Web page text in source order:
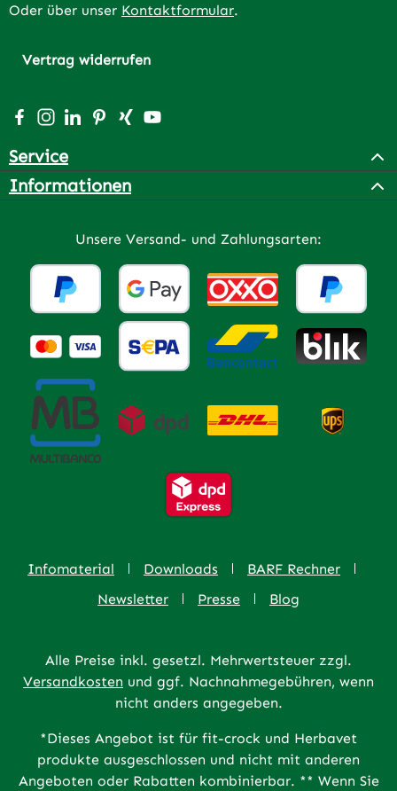
Oder über unser Kontaktformular.
Vertrag widerrufen
Besuche uns auf Facebook – öffnet in neuem Tab
Schau auf Instagram vorbei – öffnet in neuem Tab
Vernetze dich mit uns auf LinkedIn – öffnet in
Lass dich auf Pinterest inspirieren – öffnet
Vernetze dich mit uns auf Xing – öffnet
Sieh dir unsere Videos auf YouTube
Service
Informationen
Unsere Versand- und Zahlungsarten:
Infomaterial Downloads
BARF Rechner
Newsletter
Presse Blog
Alle Preise inkl. gesetzl. Mehrwertsteuer zzgl.
Versandkosten und ggf. Nachnahmegebühren, wenn
nicht anders angegeben.
*Dieses Angebot ist für fit-crock und Herbavet
produkte ausgeschlossen und nicht mit anderen
Angeboten oder Rabatten kombinierbar. ** Wenn Sie